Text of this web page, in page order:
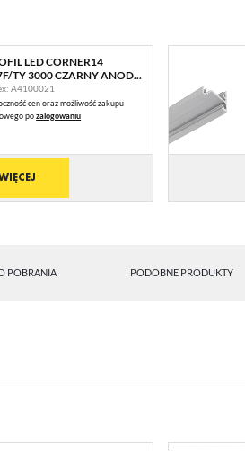
LED CORNER14
TY 3000 CZARNY ANOD...
A4100021
cen oraz możliwość zakupu
pozalogowaniu
POBRANIA PODOBNE PRODUKTY